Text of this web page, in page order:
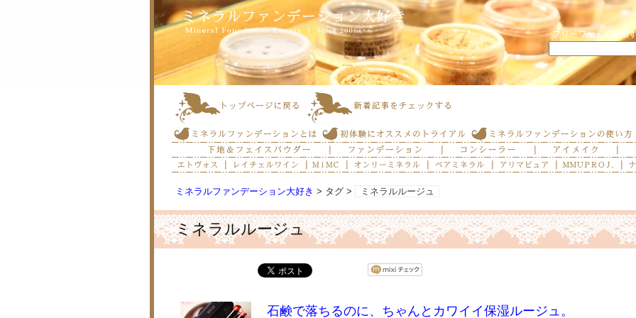
フリーワードで検索
ミネラルファンデーション大好き > タグ > ミネラルルージュ
ミネラルルージュ
石鹸で落ちるのに、ちゃんとカワイイ保湿ルージュ。